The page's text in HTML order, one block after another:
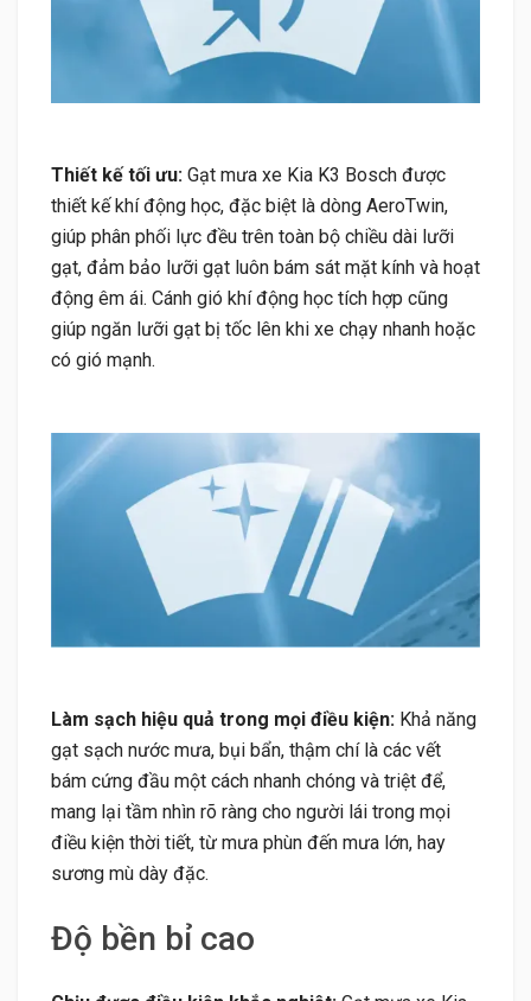
Thiết kế tối ưu: Gạt mưa xe Kia K3 Bosch được
thiết kế khí động học, đặc biệt là dòng AeroTwin,
giúp phân phối lực đều trên toàn bộ chiều dài lưỡi
gạt, đảm bảo lưỡi gạt luôn bám sát mặt kính và hoạt
động êm ái. Cánh gió khí động học tích hợp cũng
giúp ngăn lưỡi gạt bị tốc lên khi xe chạy nhanh hoặc
có gió mạnh.
Làm sạch hiệu quả trong mọi điều kiện: Khả năng
gạt sạch nước mưa, bụi bẩn, thậm chí là các vết
bám cứng đầu một cách nhanh chóng và triệt để,
mang lại tầm nhìn rõ ràng cho người lái trong mọi
điều kiện thời tiết, từ mưa phùn đến mưa lớn, hay
sương mù dày đặc.
Độ bền bỉ cao